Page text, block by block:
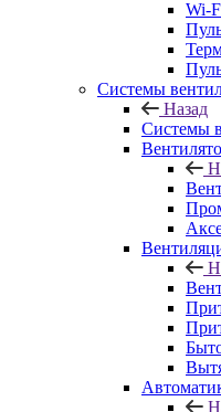
Wi-
Системы
Назад
Системы